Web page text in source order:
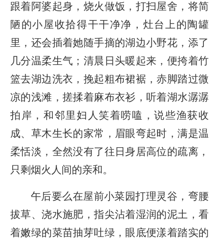
跟着阿婆起身，烧火做饭，打扫屋舍，将简
陋的小屋收拾得干干净净，灶台上的陶罐
里，还会插着她随手摘的湖边小野花，添了
几分温柔生气；清晨日头暖起来，便挎着竹
篮去湖边洗衣，挽起粗布裙裾，赤脚踏过微
凉的浅滩，搓揉着麻布衣衫，听着湖水潺潺
拍岸，和邻里妇人笑着唠嗑，说些渔获收
成、草木生长的家常，眉眼弯起时，满是温
柔恬淡，全然没有了往日身居高位的疏离，
只剩烟火人间的亲和。
午后要么在屋前小菜园打理灵谷，弯腰
拔草、浇水施肥，指尖沾着湿润的泥土，看
着嫩绿的菜苗抽芽吐绿，眼底便漾着踏实的